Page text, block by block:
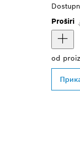
Proširi
od